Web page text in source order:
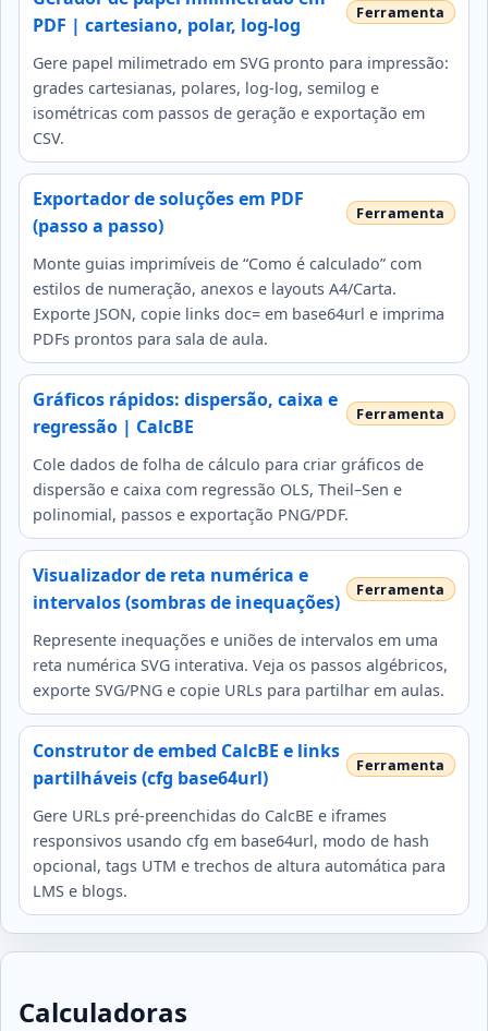
PDF | cartesiano, polar, log-log
Gere papel milimetrado em SVG pronto para impressão:
grades cartesianas, polares, log-log, semilog e
isométricas com passos de geração e exportação em
CSV.
Exportador de soluções em PDF
(passo a passo)
Monte guias imprimíveis de “Como é calculado” com
estilos de numeração, anexos e layouts A4/Carta.
Exporte JSON, copie links doc= em base64url e imprima
PDFs prontos para sala de aula.
Gráficos rápidos: dispersão, caixa e
regressão | CalcBE
Cole dados de folha de cálculo para criar gráficos de
dispersão e caixa com regressão OLS, Theil–Sen e
polinomial, passos e exportação PNG/PDF.
Visualizador de reta numérica e
intervalos (sombras de inequações)
Represente inequações e uniões de intervalos em uma
reta numérica SVG interativa. Veja os passos algébricos,
exporte SVG/PNG e copie URLs para partilhar em aulas.
Construtor de embed CalcBE e links
partilháveis (cfg base64url)
Gere URLs pré-preenchidas do CalcBE e iframes
responsivos usando cfg em base64url, modo de hash
opcional, tags UTM e trechos de altura automática para
LMS e blogs.
Calculadoras